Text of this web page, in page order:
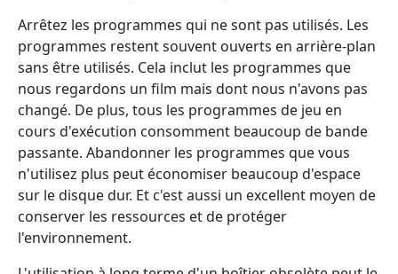
Arrêtez les programmes qui ne sont pas utilisés. Les
programmes restent souvent ouverts en arrière-plan
sans être utilisés. Cela inclut les programmes que
nous regardons un film mais dont nous n'avons pas
changé. De plus, tous les programmes de jeu en
cours d'exécution consomment beaucoup de bande
passante. Abandonner les programmes que vous
n'utilisez plus peut économiser beaucoup d'espace
sur le disque dur. Et c'est aussi un excellent moyen de
conserver les ressources et de protéger
l'environnement.